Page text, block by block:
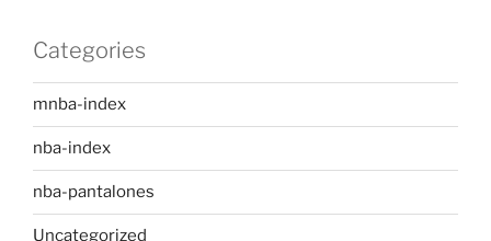
Categories
mnba-index
nba-index
nba-pantalones
Uncategorized